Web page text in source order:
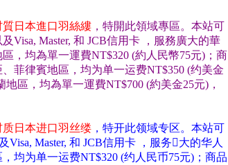
質日本進口羽絲縷 ， 特開此領域專區。本站可
Visa, Master, 和 JCB信用卡 ，服務廣大的華
，均為單一運費NT$320 (約人民幣75元)； 商
菲律賓地區，均为单一运费NT$350 (约美金
區， 均為單一運費NT$700 (約美金25元) ，
质日本进口羽丝缕 ，特开此领域专区。本站可
Master, 和 JCB信用卡 ，服务大的华人
均为单一运费NT$320 (约人民币75元)；商品